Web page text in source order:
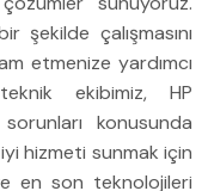
şekilde çalışmasını
etmenize yardımcı
ekibimiz, HP
konusunda
hizmeti sunmak için
en son teknolojileri